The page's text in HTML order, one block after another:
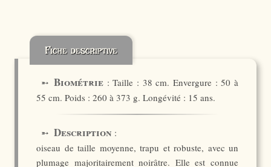
Fiche descriptive
➵ Biométrie : Taille : 38 cm. Envergure : 50 à
55 cm. Poids : 260 à 373 g. Longévité : 15 ans.
➵ Description :
oiseau de taille moyenne, trapu et robuste, avec un
plumage majoritairement noirâtre. Elle est connue